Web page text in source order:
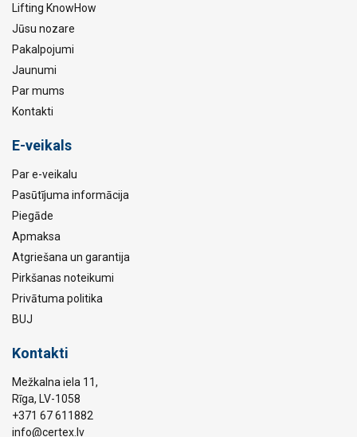
Lifting KnowHow
Jūsu nozare
Pakalpojumi
Jaunumi
Par mums
Kontakti
E-veikals
Par e-veikalu
Pasūtījuma informācija
Piegāde
Apmaksa
Atgriešana un garantija
Pirkšanas noteikumi
Privātuma politika
BUJ
Kontakti
Mežkalna iela 11,
Rīga, LV-1058
+371 67 611882
info@certex.lv